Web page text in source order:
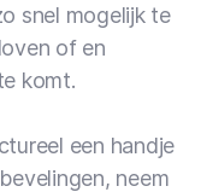
snel mogelijk te
of en
komt.
een handje
neem